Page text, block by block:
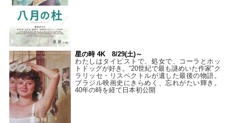
星の時 4K 8/29(土)～
わたしはタイピストで、処⼥で、コーラとホッ
トドッグが好き。“20世紀で最も謎めいた作家”ク
ラリッセ・リスペクトルが遺した最後の物語。
ブラジル映画史にきらめく、忘れがたい輝き。
40年の時を経て⽇本初公開